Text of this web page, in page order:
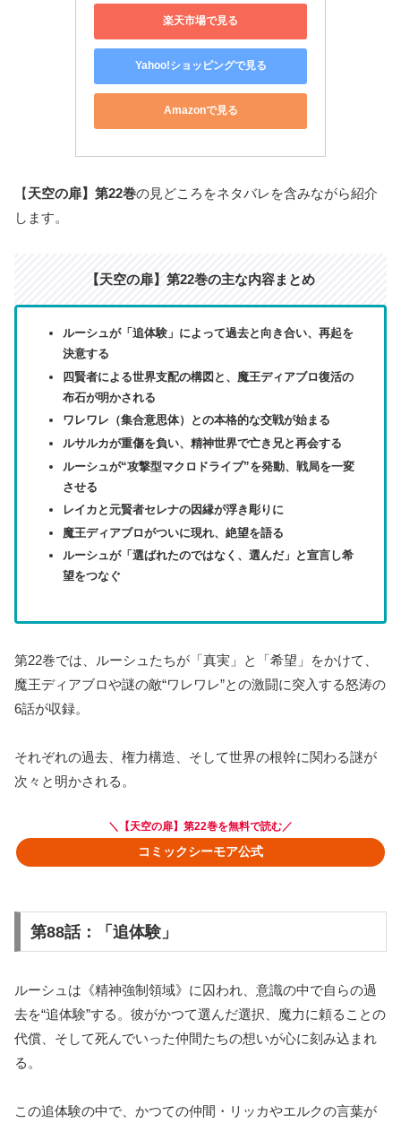
楽天市場で見る
Yahoo!ショッピングで見る
Amazonで見る
【天空の扉】第22巻の見どころをネタバレを含みながら紹介
します。
【天空の扉】第22巻の主な内容まとめ
ルーシュが「追体験」によって過去と向き合い、再起を
決意する
四賢者による世界支配の構図と、魔王ディアブロ復活の
布石が明かされる
ワレワレ（集合意思体）との本格的な交戦が始まる
ルサルカが重傷を負い、精神世界で亡き兄と再会する
ルーシュが“攻撃型マクロドライブ”を発動、戦局を一変
させる
レイカと元賢者セレナの因縁が浮き彫りに
魔王ディアブロがついに現れ、絶望を語る
ルーシュが「選ばれたのではなく、選んだ」と宣言し希
望をつなぐ
第22巻では、ルーシュたちが「真実」と「希望」をかけて、
魔王ディアブロや謎の敵“ワレワレ”との激闘に突入する怒涛の
6話が収録。
それぞれの過去、権力構造、そして世界の根幹に関わる謎が
次々と明かされる。
＼【天空の扉】第22巻を無料で読む／
コミックシーモア公式
第88話：「追体験」
ルーシュは《精神強制領域》に囚われ、意識の中で自らの過
去を“追体験”する。彼がかつて選んだ選択、魔力に頼ることの
代償、そして死んでいった仲間たちの想いが心に刻み込まれ
る。
この追体験の中で、かつての仲間・リッカやエルクの言葉が